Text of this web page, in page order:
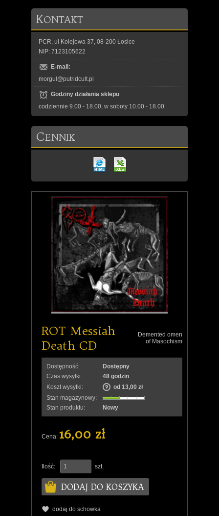
KONTAKT
PCR, ul Kolejowa 37, 08-200 Łosice
NIP: 7123105622
E-mail:
morgul@putridcult.pl
Godziny działania sklepu
codziennie 9.00 - 18.00, w soboty 10.00 - 18.00
CENNIK
ROT Messiah
Death CD
Demented omen
of Masochism
Dostępność:
Dostępny
Czas wysyłki:
48 godzin
Koszt wysyłki:
od 13,00 zł
Stan magazynowy:
Stan produktu:
Nowy
Cena: 16,00 zł
Ilość: szt.
DODAJ DO KOSZYKA
dodaj do schowka